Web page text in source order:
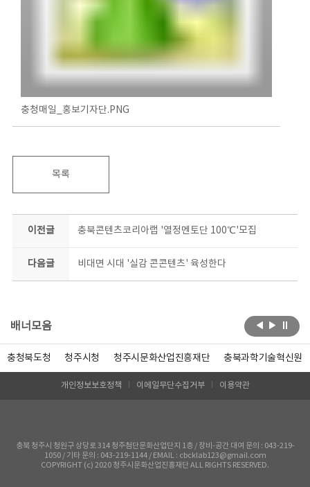
충청매일_홍보기자단.PNG
목록
이전글 충북콘텐츠코리아랩 '열정멘토단 100℃'모집
다음글 비대면 시대 '실감 콘콘텐츠' 육성한다
배너모음
충청북도청 청주시청 청주시문화산업진흥재단 충북과학기술혁신원
개인정보보호정책 이메일무단수집거부 이용약관
충북 청주시 청원구 상당로 314 청주첨단문화산업단지 1층 / 장비-공간 대여 문의 : 043-219-
1050 / 기타 문의 : 043-219-1144 / EMAIL : cbcklab123@gmail.com
COPYRIGHT (c) 2020 청주시문화산업진흥재단 ALL RIGHTS RESERVED.